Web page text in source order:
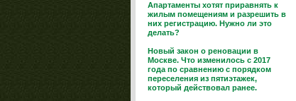
Апартаменты хотят приравнять к
жилым помещениям и разрешить в
них регистрацию. Нужно ли это
делать?
Новый закон о реновации в
Москве. Что изменилось с 2017
года по сравнению с порядком
переселения из пятиэтажек,
который действовал ранее.